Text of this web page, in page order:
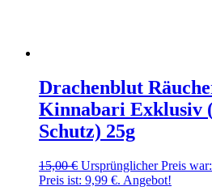
Drachenblut
Kinnabari Exklusiv
Schutz) 25g
15,00€ Ursprünglicher Preis
Preis ist: 9,99 €. Angebot!